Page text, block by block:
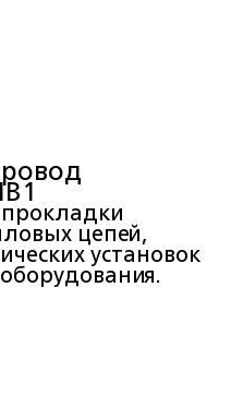
цепей,
установок